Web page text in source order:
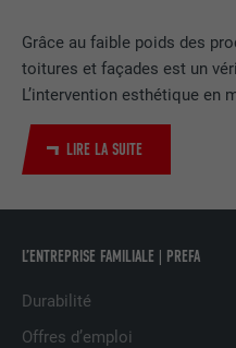
Grâce au faible poids des
toitures et façades est un
L’intervention esthétique en
LIRE LA SUITE
L’ENTREPRISE FAMILIALE | PREFA
Durabilité
Offres d’emploi
UTILITÉ
services
UTILITÉ
services